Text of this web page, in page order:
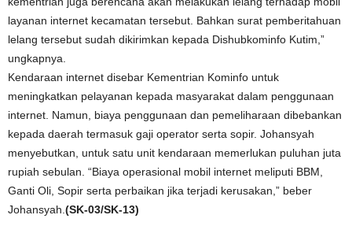
layanan internet kecamatan tersebut. Bahkan surat pemberitahuan
lelang tersebut sudah dikirimkan kepada Dishubkominfo Kutim,”
ungkapnya.
Kendaraan internet disebar Kementrian Kominfo untuk
meningkatkan pelayanan kepada masyarakat dalam penggunaan
internet. Namun, biaya penggunaan dan pemeliharaan dibebankan
kepada daerah termasuk gaji operator serta sopir. Johansyah
menyebutkan, untuk satu unit kendaraan memerlukan puluhan juta
rupiah sebulan. “Biaya operasional mobil internet meliputi BBM,
Ganti Oli, Sopir serta perbaikan jika terjadi kerusakan,” beber
Johansyah. (SK-03/SK-13)